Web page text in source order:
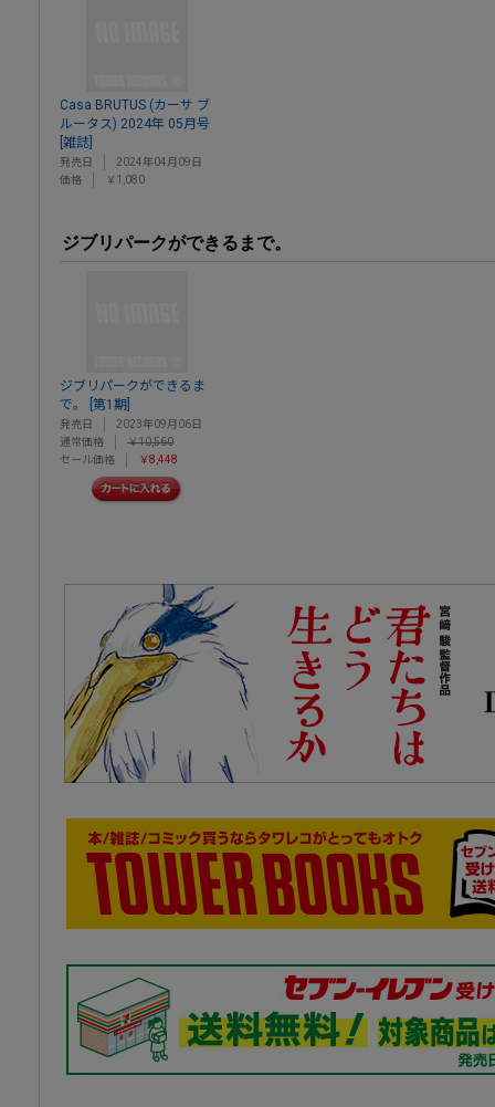
Casa BRUTUS (カーサ ブ
ルータス) 2024年 05月号
[雑誌]
発売日
2024年04月09日
価格
￥1,080
ジブリパークができるまで。
ジブリパークができるま
で。 [第1期]
発売日
2023年09月06日
通常価格
￥10,560
セール価格
￥8,448